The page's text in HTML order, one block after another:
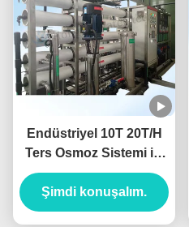
Endüstriyel 10T 20T/H
Ters Osmoz Sistemi ile
Dow Membranı İçin Saf
Su Ekipmanı
Şimdi konuşalım.